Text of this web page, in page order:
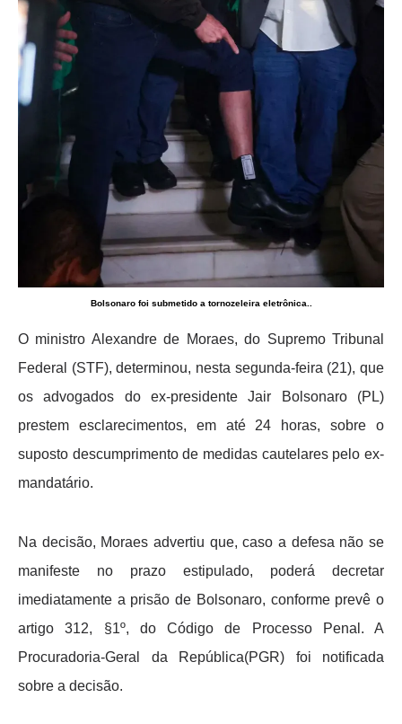
Bolsonaro foi submetido a tornozeleira eletrônica..
O ministro Alexandre de Moraes, do Supremo Tribunal
Federal (STF), determinou, nesta segunda-feira (21), que
os advogados do ex-presidente Jair Bolsonaro (PL)
prestem esclarecimentos, em até 24 horas, sobre o
suposto descumprimento de medidas cautelares pelo ex-
mandatário.
Na decisão, Moraes advertiu que, caso a defesa não se
manifeste no prazo estipulado, poderá decretar
imediatamente a prisão de Bolsonaro, conforme prevê o
artigo 312, §1º, do Código de Processo Penal. A
Procuradoria-Geral da República(PGR) foi notificada
sobre a decisão.